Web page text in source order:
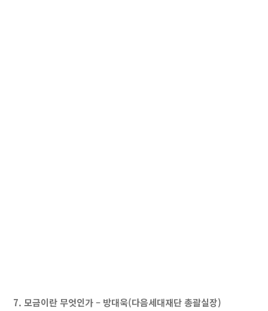
7. 모금이란 무엇인가 – 방대욱(다음세대재단 총괄실장)